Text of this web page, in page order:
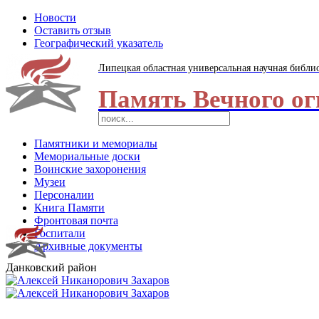
Новости
Оставить отзыв
Географический указатель
Липецкая областная универсальная научная
Память Вечного
Памятники и мемориалы
Мемориальные доски
Воинские захоронения
Музеи
Персоналии
Книга Памяти
Фронтовая почта
Госпитали
Архивные документы
Данковский район